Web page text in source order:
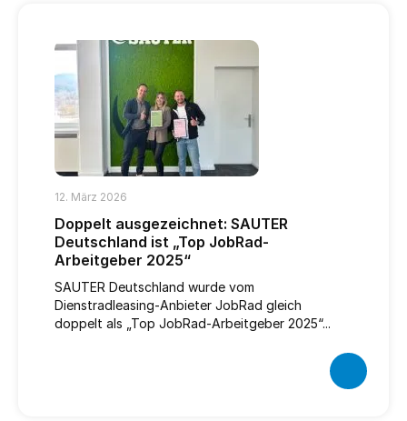
12. März 2026
Doppelt ausgezeichnet: SAUTER
Deutschland ist „Top JobRad-
Arbeitgeber 2025“
SAUTER Deutschland wurde vom
Dienstradleasing-Anbieter JobRad gleich
doppelt als „Top JobRad-Arbeitgeber 2025“...